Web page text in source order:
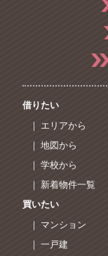
借りたい
｜ エリアから
｜ 地図から
｜ 学校から
｜ 新着物件一覧
買いたい
｜ マンション
｜ 一戸建